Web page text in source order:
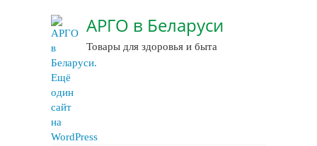
АРГО в Беларуси
Товары для здоровья и быта